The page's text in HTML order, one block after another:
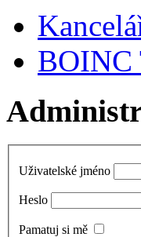
BOINC
Uživatelské jméno
Heslo
Pamatuj si mě